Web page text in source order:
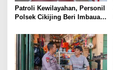
Patroli Kewilayahan, Personil
Polsek Cikijing Beri Imbauan